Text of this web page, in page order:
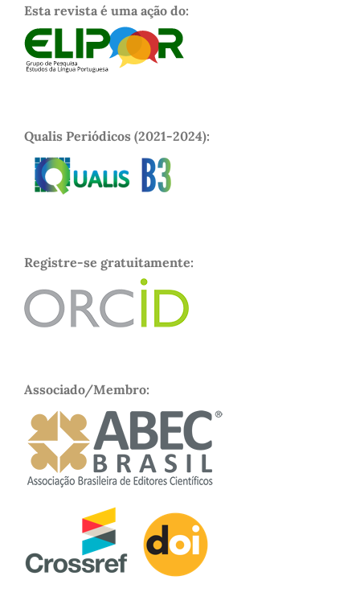
Esta revista é uma ação do:
Qualis Periódicos (2021-2024):
Registre-se gratuitamente:
Associado/Membro: